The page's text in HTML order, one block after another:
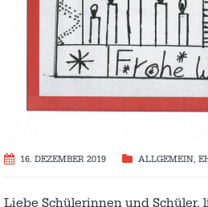
16. DEZEMBER 2019 ALLGEMEIN,
Liebe Schülerinnen und Schüler,